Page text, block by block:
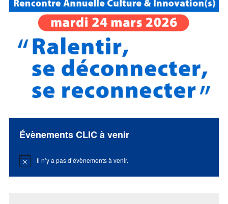
Évènements CLIC à venir
Notice Il n’y a pas d’évènements à venir.